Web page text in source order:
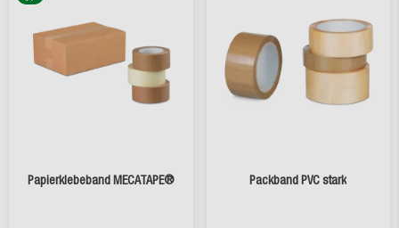
Papierklebeband MECATAPE® Packband PVC stark